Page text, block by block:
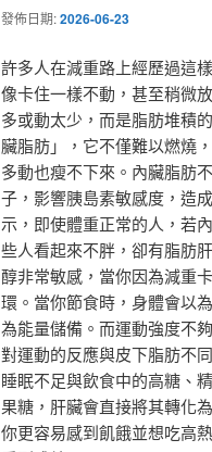
發佈日期:2026-06-23
許多人在減重路上經歷過這
像卡住一樣不動，甚至稍微
多或動太少，而是脂肪堆積
臟脂肪」，它不僅難以燃燒
多動也瘦不下來。內臟脂肪
子，影響胰島素敏感度，造
示，即使體重正常的人，若
些人看起來不胖，卻有脂肪
醇非常敏感，當你因為減重
環。當你節食時，身體會以
為能量儲備。而運動強度不
對運動的反應與皮下脂肪不
睡眠不足與飲食中的高糖、
果糖，肝臟會直接將其轉化
你更容易感到飢餓並想吃高